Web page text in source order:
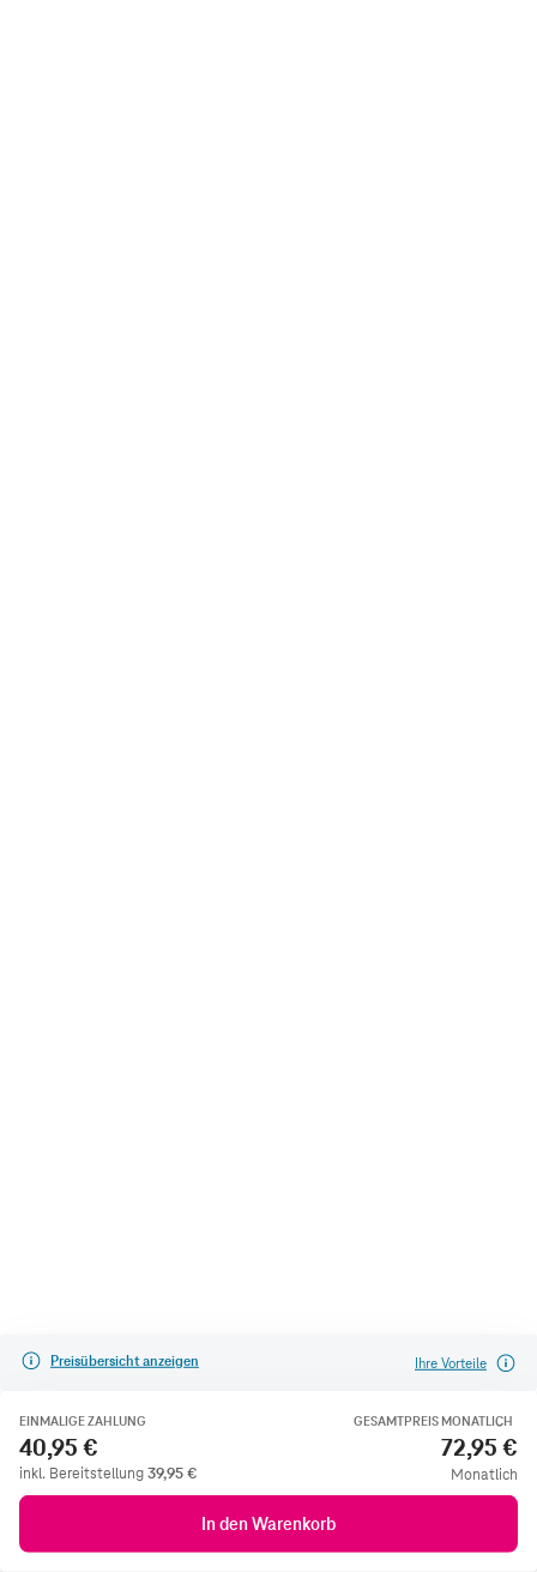
Preisübersicht anzeigen Ihre Vorteile
EINMALIGE ZAHLUNG
40,95 €
inkl. Bereitstellung39,95€
GESAMTPREIS MONATLICH
72,95 €
Monatlich
In den Warenkorb